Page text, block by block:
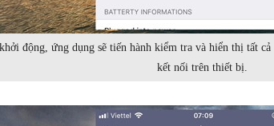
động, ứng dụng sẽ tiến hành kiểm tra và hiển thị tất
kết nối trên thiết bị.